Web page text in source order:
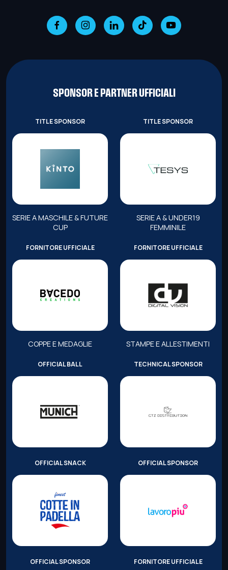
SPONSOR E PARTNER UFFICIALI
TITLE SPONSOR
SERIE A MASCHILE & FUTURE
CUP
TITLE SPONSOR
SERIE A & UNDER19
FEMMINILE
FORNITORE UFFICIALE
COPPE E MEDAGLIE
FORNITORE UFFICIALE
STAMPE E ALLESTIMENTI
OFFICIAL BALL TECHNICAL SPONSOR
OFFICIAL SNACK OFFICIAL SPONSOR
OFFICIAL SPONSOR FORNITORE UFFICIALE